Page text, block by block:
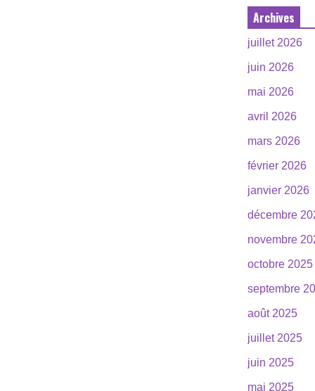
Archives
juillet 2026
juin 2026
mai 2026
avril 2026
mars 2026
février 2026
janvier 2026
décembre
novembre
octobre 2025
septembre
août 2025
juillet 2025
juin 2025
mai 2025